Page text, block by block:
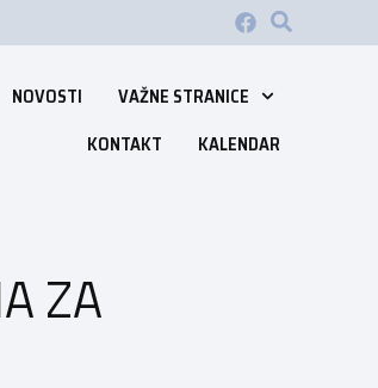
NOVOSTI
VAŽNE STRANICE
KONTAKT
KALENDAR
ZA